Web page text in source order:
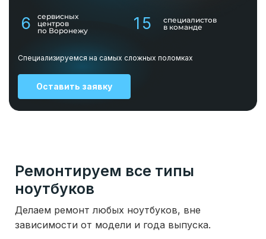
6
сервисных
центров
по Воронежу
15
специалистов
в команде
Специализируемся на самых сложных поломках
Оставить заявку
Ремонтируем все типы
ноутбуков
Делаем ремонт любых ноутбуков, вне
зависимости от модели и года выпуска.